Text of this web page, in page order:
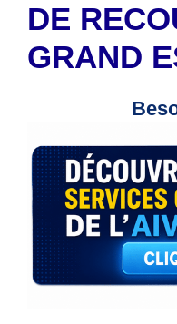
DE
GRAND